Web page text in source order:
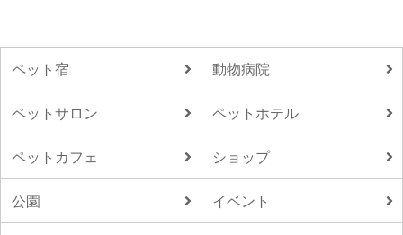
ペット宿 動物病院
ペットサロン ペットホテル
ペットカフェ ショップ
公園 イベント